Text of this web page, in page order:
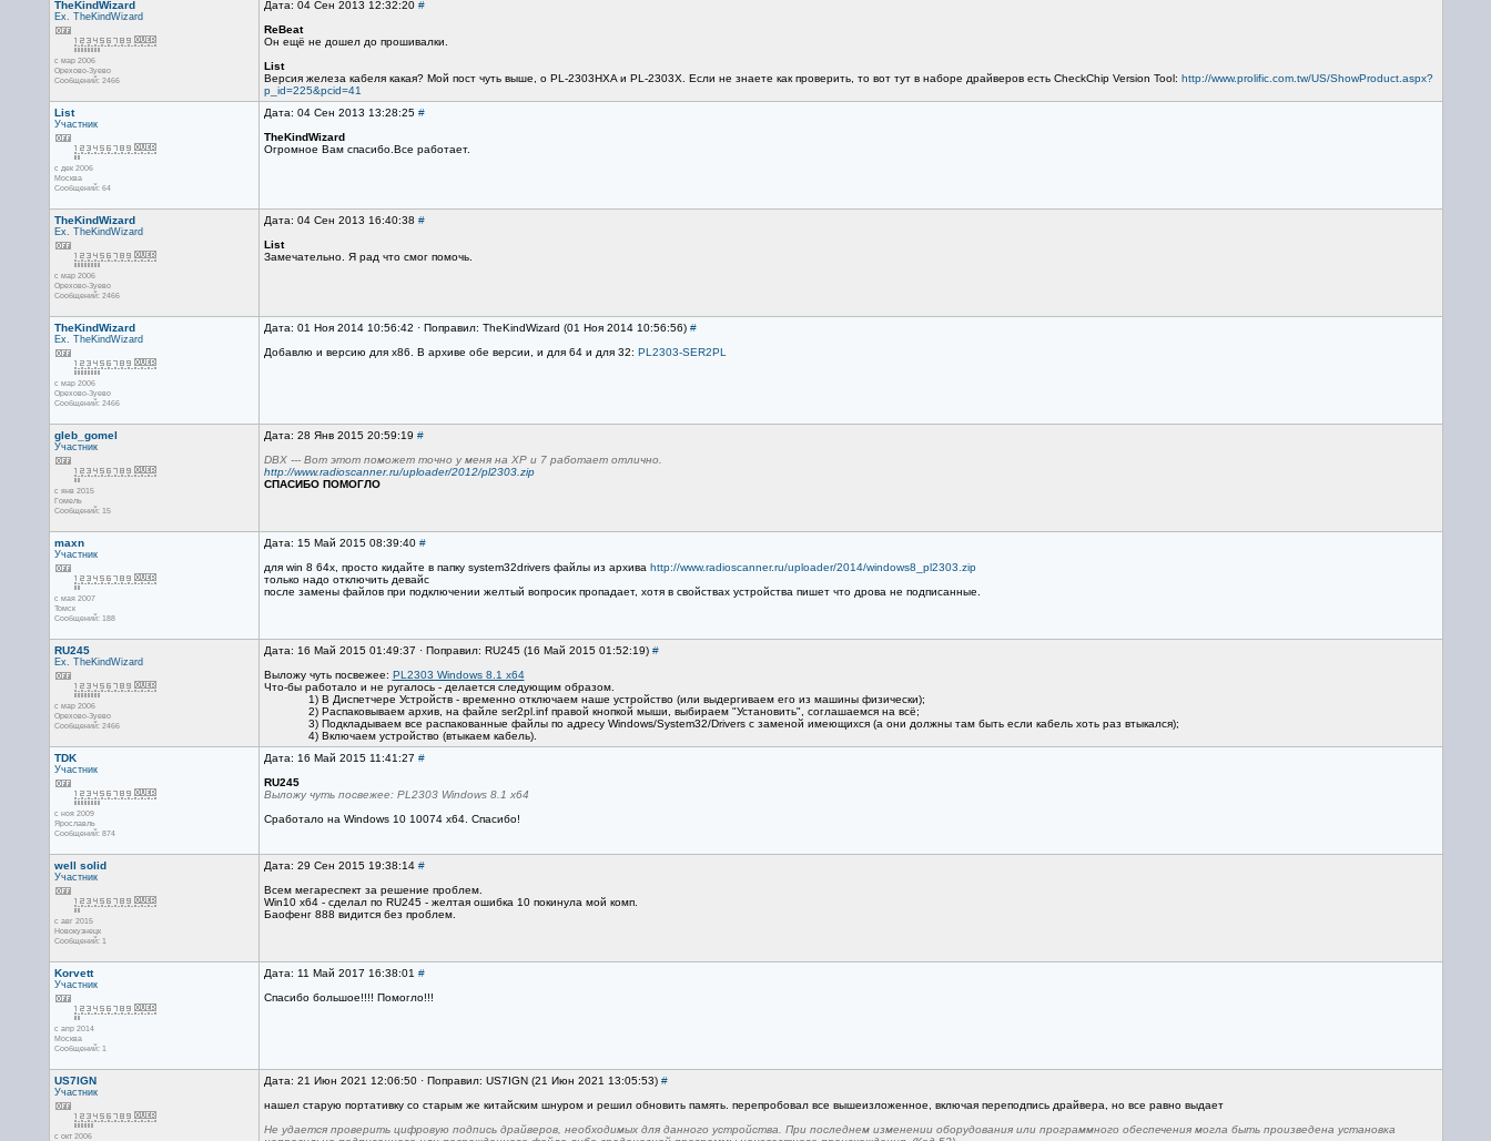
TheKindWizard
Ex. TheKindWizard
с мар 2006
Орехово-Зуево
Сообщений: 2466
Дата: 04 Сен 2013 12:32:20 #
ReBeat
Он ещё не дошел до прошивалки.
List
Версия железа кабеля какая? Мой пост чуть выше, о PL-2303HXA и PL-2303X. Если не знаете как проверить, то вот тут в наборе драйверов есть CheckChip Version Tool: http://www.prolific.com.tw/US/ShowProduct.aspx?
p_id=225&pcid=41
List
Участник
с дек 2006
Москва
Сообщений: 64
Дата: 04 Сен 2013 13:28:25 #
TheKindWizard
Огромное Вам спасибо.Все работает.
TheKindWizard
Ex. TheKindWizard
с мар 2006
Орехово-Зуево
Сообщений: 2466
Дата: 04 Сен 2013 16:40:38 #
List
Замечательно. Я рад что смог помочь.
TheKindWizard
Ex. TheKindWizard
с мар 2006
Орехово-Зуево
Сообщений: 2466
Дата: 01 Ноя 2014 10:56:42 · Поправил: TheKindWizard (01 Ноя 2014 10:56:56) #
Добавлю и версию для x86. В архиве обе версии, и для 64 и для 32: PL2303-SER2PL
gleb_gomel
Участник
с янв 2015
Гомель
Сообщений: 15
Дата: 28 Янв 2015 20:59:19 #
DBX --- Вот этот поможет точно у меня на XP и 7 работает отлично.
http://www.radioscanner.ru/uploader/2012/pl2303.zip
СПАСИБО ПОМОГЛО
maxn
Участник
с мая 2007
Томск
Сообщений: 188
Дата: 15 Май 2015 08:39:40 #
для win 8 64x, просто кидайте в папку system32drivers файлы из архива http://www.radioscanner.ru/uploader/2014/windows8_pl2303.zip
только надо отключить девайс
после замены файлов при подключении желтый вопросик пропадает, хотя в свойствах устройства пишет что дрова не подписанные.
RU245
Ex. TheKindWizard
с мар 2006
Орехово-Зуево
Сообщений: 2466
Дата: 16 Май 2015 01:49:37 · Поправил: RU245 (16 Май 2015 01:52:19) #
Выложу чуть посвежее: PL2303 Windows 8.1 x64
Что-бы работало и не ругалось - делается следующим образом.
1) В Диспетчере Устройств - временно отключаем наше устройство (или выдергиваем его из машины физически);
2) Распаковываем архив, на файле ser2pl.inf правой кнопкой мыши, выбираем "Установить", соглашаемся на всё;
3) Подкладываем все распакованные файлы по адресу Windows/System32/Drivers с заменой имеющихся (а они должны там быть если кабель хоть раз втыкался);
4) Включаем устройство (втыкаем кабель).
TDK
Участник
с ноя 2009
Ярославль
Сообщений: 874
Дата: 16 Май 2015 11:41:27 #
RU245
Выложу чуть посвежее: PL2303 Windows 8.1 x64
Сработало на Windows 10 10074 х64. Спасибо!
well solid
Участник
с авг 2015
Новокузнецк
Сообщений: 1
Дата: 29 Сен 2015 19:38:14 #
Всем мегареспект за решение проблем.
Win10 х64 - сделал по RU245 - желтая ошибка 10 покинула мой комп.
Баофенг 888 видится без проблем.
Korvett
Участник
с апр 2014
Москва
Сообщений: 1
Дата: 11 Май 2017 16:38:01 #
Спасибо большое!!!! Помогло!!!
US7IGN
Участник
с окт 2006
Дата: 21 Июн 2021 12:06:50 · Поправил: US7IGN (21 Июн 2021 13:05:53) #
нашел старую портативку со старым же китайским шнуром и решил обновить память. перепробовал все вышеизложенное, включая переподпись драйвера, но все равно выдает
Не удается проверить цифровую подпись драйверов, необходимых для данного устройства. При последнем изменении оборудования или программного обеспечения могла быть произведена установка